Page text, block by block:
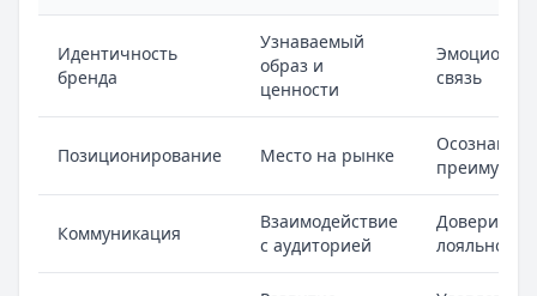
Идентичность
бренда
Узнаваемый
образ и
ценности
связь
Позиционирование Место на рынке
Осознание
Коммуникация
Взаимодействие
с аудиторией
Доверие и
лояльность